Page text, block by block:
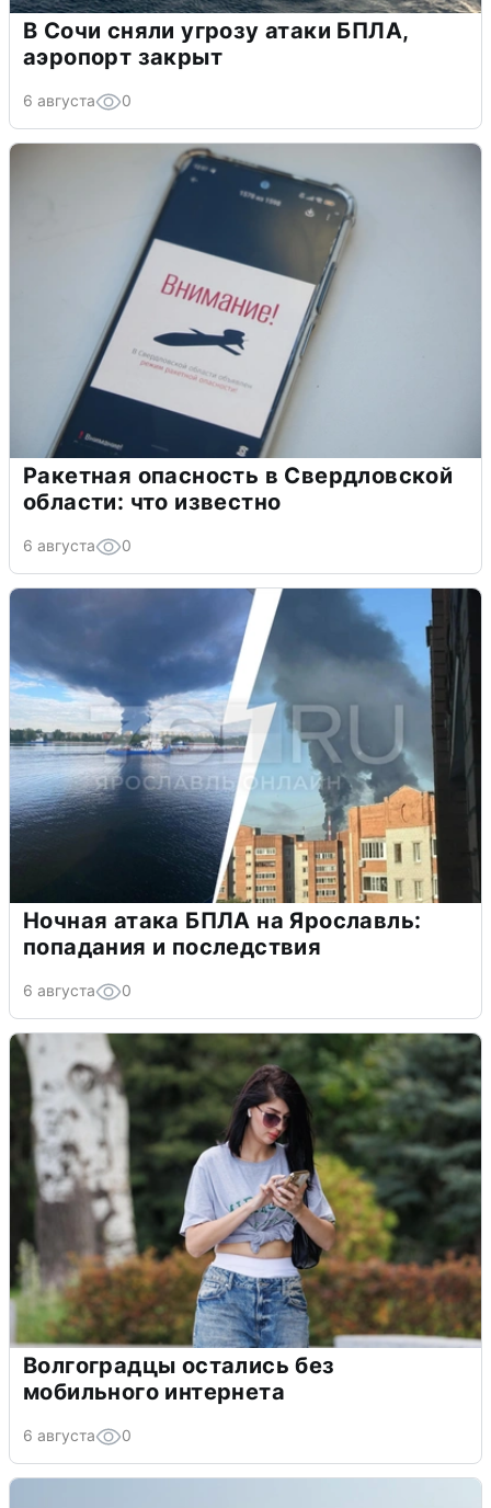
В Сочи сняли угрозу атаки БПЛА,
аэропорт закрыт
6 августа 0
Ракетная опасность в Свердловской
области: что известно
6 августа 0
Ночная атака БПЛА на Ярославль:
попадания и последствия
6 августа 0
Волгоградцы остались без
мобильного интернета
6 августа 0